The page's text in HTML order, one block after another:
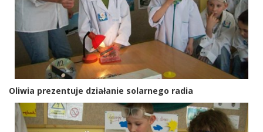
Oliwia prezentuje działanie solarnego radia